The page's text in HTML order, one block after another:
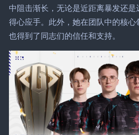
中阻击渐长，无论是近距离暴发还
得心应手。此外，她在团队中的核心
也得到了同志们的信任和支持。